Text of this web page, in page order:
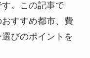
。この記事で
すすめ都市、費
びのポイントを